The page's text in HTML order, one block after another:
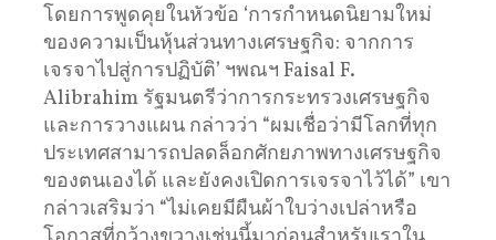
โดยการพูดคุยในหัวข้อ ‘การกำหนดนิยามใหม่
ของความเป็นหุ้นส่วนทางเศรษฐกิจ: จากการ
เจรจาไปสู่การปฏิบัติ’ ฯพณฯ Faisal F.
Alibrahim รัฐมนตรีว่าการกระทรวงเศรษฐกิจ
และการวางแผน กล่าวว่า “ผมเชื่อว่ามีโลกที่ทุก
ประเทศสามารถปลดล็อกศักยภาพทางเศรษฐกิจ
ของตนเองได้ และยังคงเปิดการเจรจาไว้ได้” เขา
กล่าวเสริมว่า “ไม่เคยมีผืนผ้าใบว่างเปล่าหรือ